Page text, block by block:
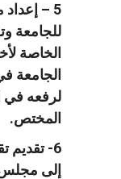
5 –
للجامعة
الخاصة
الجامعة
لرفعه في
المختص.
6- تقديم
إلى مجلس